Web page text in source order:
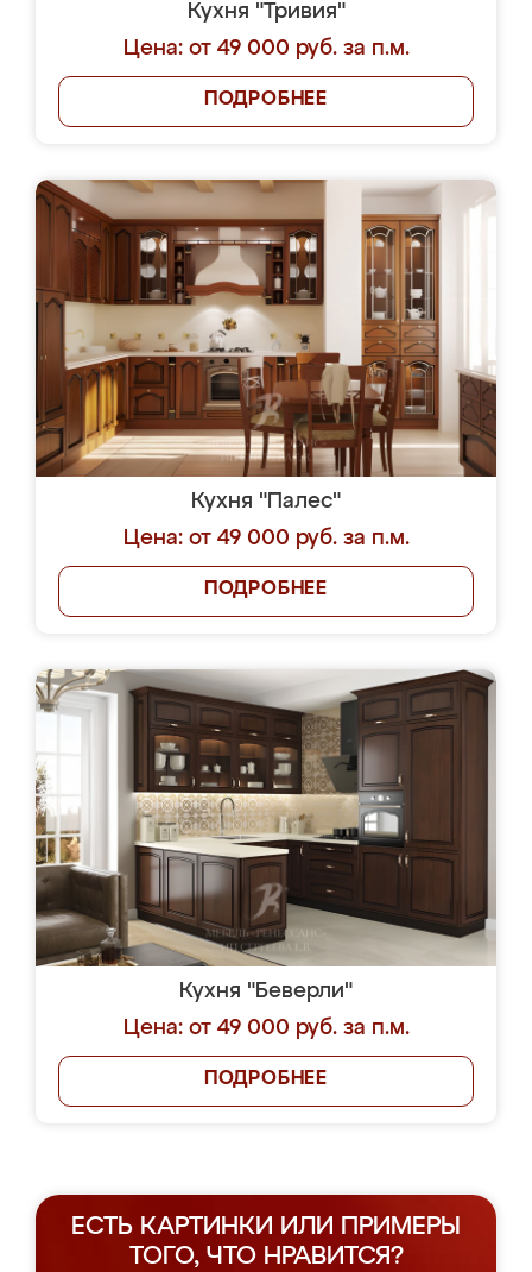
Кухня "Тривия"
Цена: от 49 000 руб. за п.м.
ПОДРОБНЕЕ
Кухня "Палес"
Цена: от 49 000 руб. за п.м.
ПОДРОБНЕЕ
Кухня "Беверли"
Цена: от 49 000 руб. за п.м.
ПОДРОБНЕЕ
ЕСТЬ КАРТИНКИ ИЛИ ПРИМЕРЫ
ТОГО, ЧТО НРАВИТСЯ?